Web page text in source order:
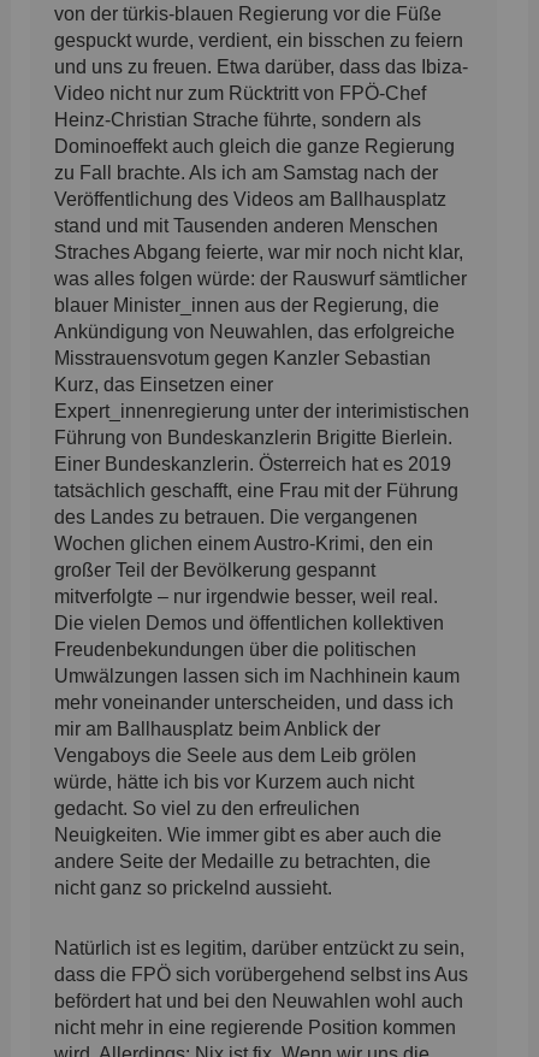
von der türkis-blauen Regierung vor die Füße
gespuckt wurde, verdient, ein bisschen zu feiern
und uns zu freuen. Etwa darüber, dass das Ibiza-
Video nicht nur zum Rücktritt von FPÖ-Chef
Heinz-Christian Strache führte, sondern als
Dominoeffekt auch gleich die ganze Regierung
zu Fall brachte. Als ich am Samstag nach der
Veröffentlichung des Videos am Ballhausplatz
stand und mit Tausenden anderen Menschen
Straches Abgang feierte, war mir noch nicht klar,
was alles folgen würde: der Rauswurf sämtlicher
blauer Minister_innen aus der Regierung, die
Ankündigung von Neuwahlen, das erfolgreiche
Misstrauensvotum gegen Kanzler Sebastian
Kurz, das Einsetzen einer
Expert_innenregierung unter der interimistischen
Führung von Bundeskanzlerin Brigitte Bierlein.
Einer Bundeskanzlerin. Österreich hat es 2019
tatsächlich geschafft, eine Frau mit der Führung
des Landes zu betrauen. Die vergangenen
Wochen glichen einem Austro-Krimi, den ein
großer Teil der Bevölkerung gespannt
mitverfolgte – nur irgendwie besser, weil real.
Die vielen Demos und öffentlichen kollektiven
Freudenbekundungen über die politischen
Umwälzungen lassen sich im Nachhinein kaum
mehr voneinander unterscheiden, und dass ich
mir am Ballhausplatz beim Anblick der
Vengaboys die Seele aus dem Leib grölen
würde, hätte ich bis vor Kurzem auch nicht
gedacht. So viel zu den erfreulichen
Neuigkeiten. Wie immer gibt es aber auch die
andere Seite der Medaille zu betrachten, die
nicht ganz so prickelnd aussieht.
Natürlich ist es legitim, darüber entzückt zu sein,
dass die FPÖ sich vorübergehend selbst ins Aus
befördert hat und bei den Neuwahlen wohl auch
nicht mehr in eine regierende Position kommen